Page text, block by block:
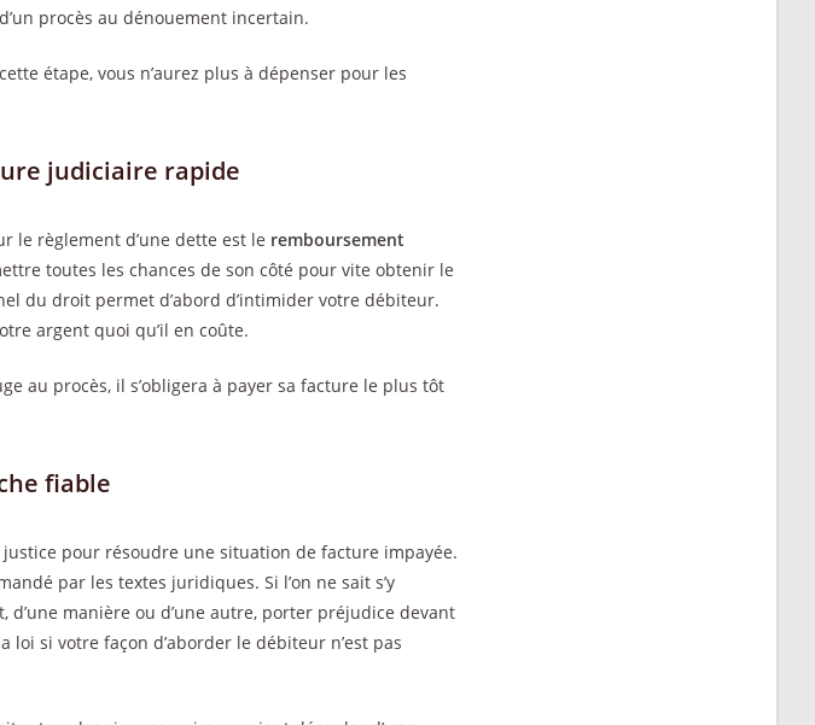
procès au dénouement incertain.
étape, vous n’aurez plus à dépenser pour les
judiciaire rapide
le règlement d’une dette est le remboursement
toutes les chances de son côté pour vite obtenir le
du droit permet d’abord d’intimider votre débiteur.
argent quoi qu’il en coûte.
au procès, il s’obligera à payer sa facture le plus tôt
fiable
pour résoudre une situation de facture impayée.
par les textes juridiques. Si l’on ne sait s’y
manière ou d’une autre, porter préjudice devant
si votre façon d’aborder le débiteur n’est pas